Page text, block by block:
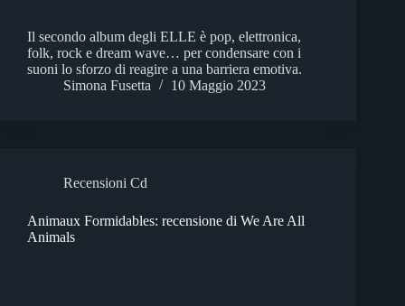
Il secondo album degli ELLE è pop, elettronica,
folk, rock e dream wave… per condensare con i
suoni lo sforzo di reagire a una barriera emotiva.
Simona Fusetta
10 Maggio 2023
Recensioni Cd
Animaux Formidables: recensione di We Are All
Animals